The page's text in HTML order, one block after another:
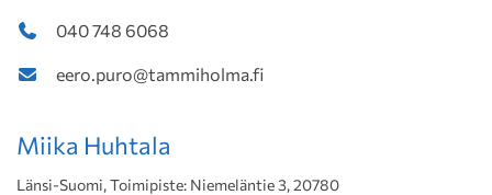
040 748 6068
eero.puro@tammiholma.fi
Miika Huhtala
Länsi-Suomi, Toimipiste: Niemeläntie 3, 20780